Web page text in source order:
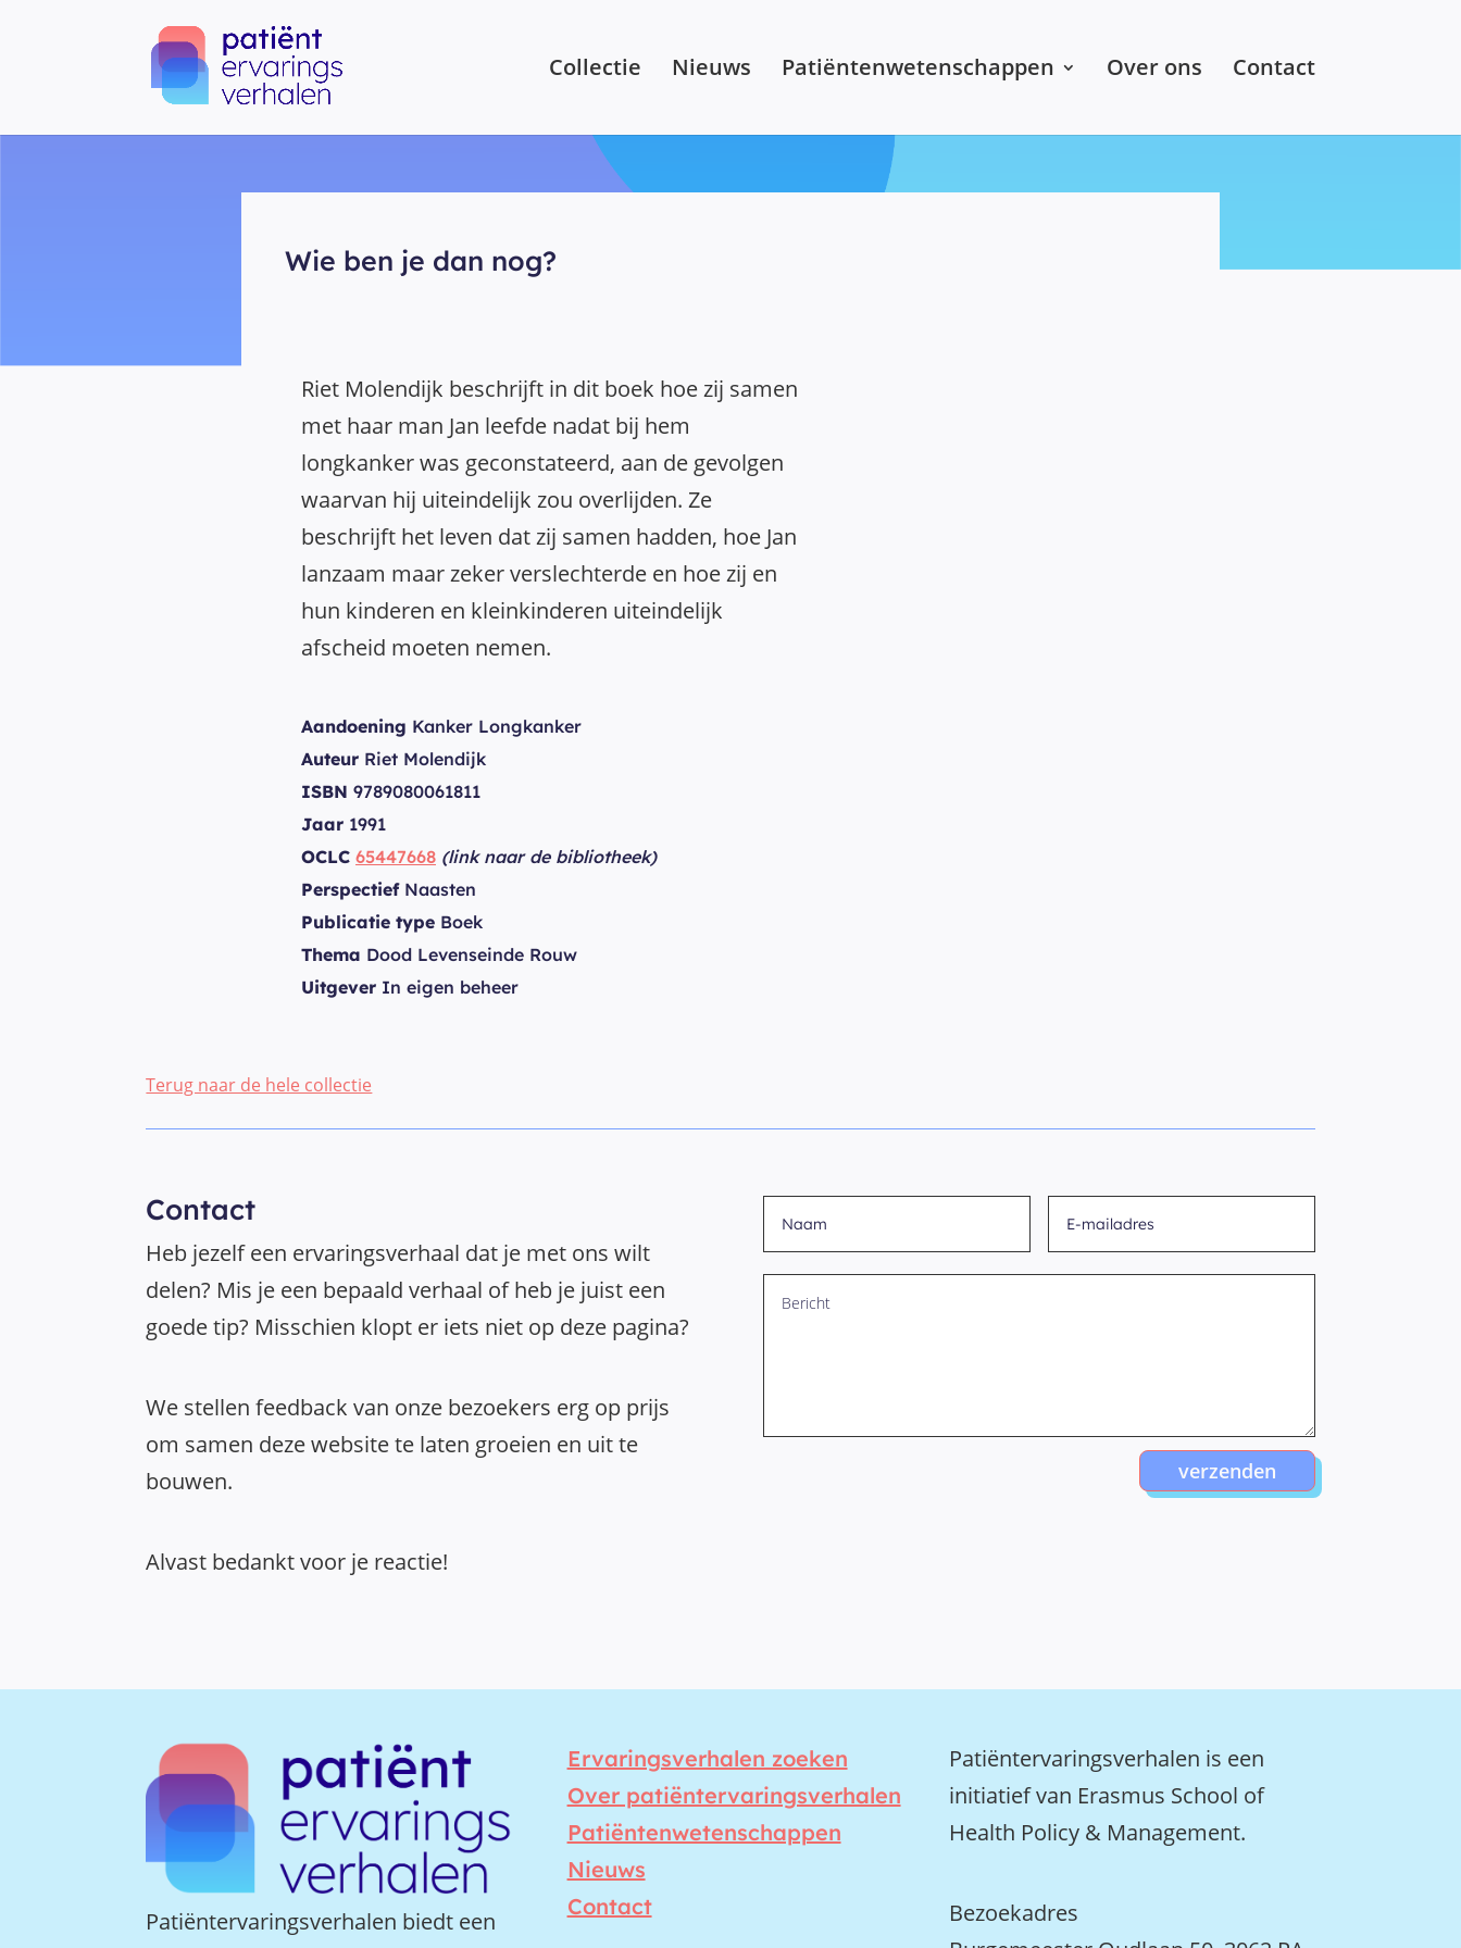
Collectie Nieuws Patiëntenwetenschappen Over ons Contact
Wie ben je dan nog?
Riet Molendijk beschrijft in dit boek hoe zij samen
met haar man Jan leefde nadat bij hem
longkanker was geconstateerd, aan de gevolgen
waarvan hij uiteindelijk zou overlijden. Ze
beschrijft het leven dat zij samen hadden, hoe Jan
lanzaam maar zeker verslechterde en hoe zij en
hun kinderen en kleinkinderen uiteindelijk
afscheid moeten nemen.
Aandoening Kanker Longkanker
Auteur Riet Molendijk
ISBN 9789080061811
Jaar 1991
OCLC 65447668 (link naar de bibliotheek)
PerspectiefNaasten
Publicatie type Boek
Thema Dood Levenseinde Rouw
Uitgever In eigen beheer
Terug naar de hele collectie
Contact
Heb jezelf een ervaringsverhaal dat je met ons wilt
delen? Mis je een bepaald verhaal of heb je juist een
goede tip? Misschien klopt er iets niet op deze pagina?
We stellen feedback van onze bezoekers erg op prijs
om samen deze website te laten groeien en uit te
bouwen.
Alvast bedankt voor je reactie!
verzenden
Patiëntervaringsverhalen biedt een
Ervaringsverhalen zoeken
Over patiëntervaringsverhalen
Patiëntenwetenschappen
Nieuws
Contact
Patiëntervaringsverhalen is een
initiatief van Erasmus School of
Health Policy & Management.
Bezoekadres